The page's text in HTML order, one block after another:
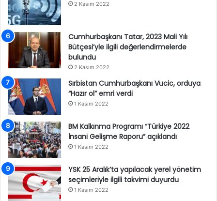
2 Kasım 2022
Cumhurbaşkanı Tatar, 2023 Mali Yılı
Bütçesi’yle ilgili değerlendirmelerde
bulundu
2 Kasım 2022
Sırbistan Cumhurbaşkanı Vucic, orduya
“Hazır ol” emri verdi
1 Kasım 2022
BM Kalkınma Programı “Türkiye 2022
İnsani Gelişme Raporu” açıklandı
1 Kasım 2022
YSK 25 Aralık’ta yapılacak yerel yönetim
seçimleriyle ilgili takvimi duyurdu
1 Kasım 2022